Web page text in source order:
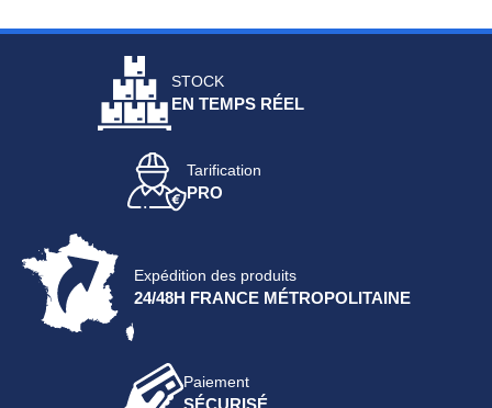
STOCK
EN TEMPS RÉEL
Tarification
PRO
Expédition des produits
24/48H FRANCE MÉTROPOLITAINE
Paiement